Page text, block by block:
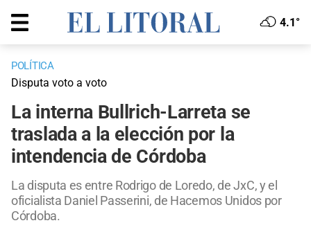
4.1°
POLÍTICA
Disputa voto a voto
La interna Bullrich-Larreta se
traslada a la elección por la
intendencia de Córdoba
La disputa es entre Rodrigo de Loredo, de JxC, y el
oficialista Daniel Passerini, de Hacemos Unidos por
Córdoba.